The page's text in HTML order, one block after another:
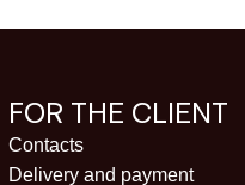
FOR THE CLIENT
Contacts
Delivery and payment